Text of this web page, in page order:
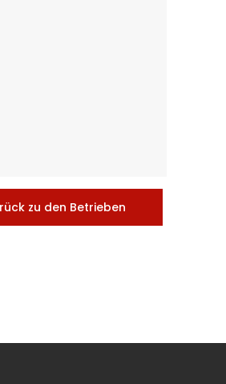
zu den Betrieben